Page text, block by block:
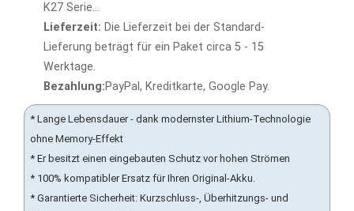
K27 Serie...
Lieferzeit: Die Lieferzeit bei der Standard-
Lieferung beträgt für ein Paket circa 5 - 15
Werktage.
Bezahlung:PayPal, Kreditkarte, Google Pay.
* Lange Lebensdauer - dank modernster Lithium-Technologie
ohne Memory-Effekt
* Er besitzt einen eingebauten Schutz vor hohen Strömen
* 100% kompatibler Ersatz für Ihren Original-Akku.
* Garantierte Sicherheit: Kurzschluss-, Überhitzungs- und